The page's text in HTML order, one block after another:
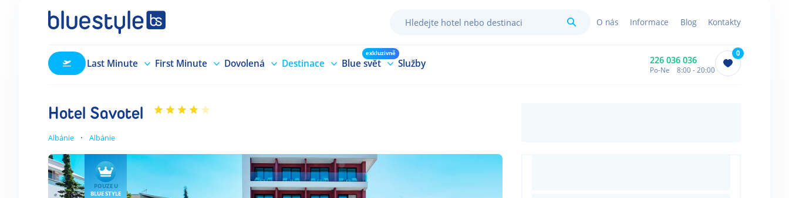
HledatO nás Informace Blog Kontakty
Last Minute First Minute Dovolená Destinace Blue svět
exkluzivně
Služby 226 036 036
Po-Ne 8:00 - 20:00
0
Hotel Savotel
Albánie Albánie
POUZE U
BLUE STYLE